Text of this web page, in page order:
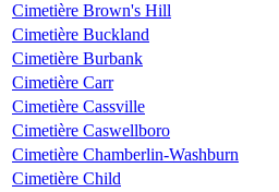
Cimetière Brown's Hill
Cimetière Buckland
Cimetière Burbank
Cimetière Carr
Cimetière Cassville
Cimetière Caswellboro
Cimetière Chamberlin-Washburn
Cimetière Child